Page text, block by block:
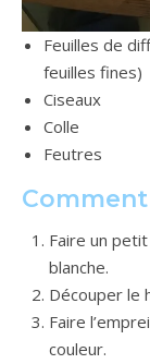
Feuilles de
feuilles fines)
Ciseaux
Colle
Feutres
Faire un
blanche.
Découper le
Faire
couleur.